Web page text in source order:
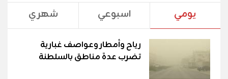
يومي اسبوعي شهري
رياح وأمطار وعواصف غبارية
تضرب عدة مناطق بالسلطنة